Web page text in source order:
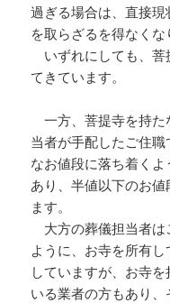
過ぎる場合は、直接
を取らざるを得なくな
いずれにしても、菩
てきています。
一方、菩提寺を持た
当者が手配したご住
なお値段に落ち着く
あり、半値以下のお
ます。
大方の葬儀担当者は
ように、お寺を所有
していますが、お寺
いる業者の方もあり